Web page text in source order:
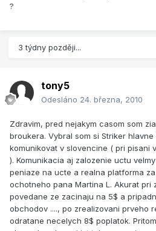
?
3 týdny později...
tony5
Odesláno 24. března, 2010
Zdravim, pred nejakym casom som
broukera. Vybral som si Striker hlavne
komunikovat v slovencine ( pri pisani
). Komunikacia aj zalozenie uctu
peniaze na ucte a realna platforma
ochotneho pana Martina L. Akurat pri
povedane ze zacinaju na 5$ a
obchodov ...., po zrealizovani prveho
odratane necelych 8$ poplatok.